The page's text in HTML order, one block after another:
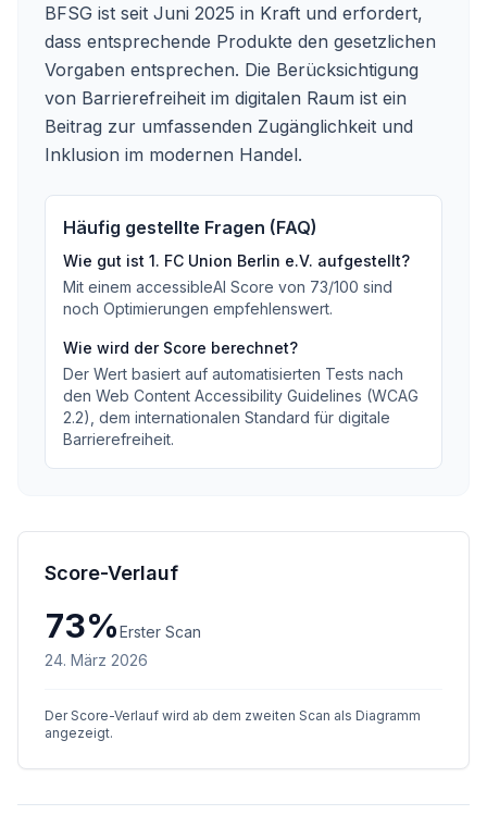
BFSG ist seit Juni 2025 in Kraft und erfordert,
dass entsprechende Produkte den gesetzlichen
Vorgaben entsprechen. Die Berücksichtigung
von Barrierefreiheit im digitalen Raum ist ein
Beitrag zur umfassenden Zugänglichkeit und
Inklusion im modernen Handel.
Häufig gestellte Fragen (FAQ)
Wie gut ist 1. FC Union Berlin e.V. aufgestellt?
Mit einem accessibleAI Score von 73/100 sind
noch Optimierungen empfehlenswert.
Wie wird der Score berechnet?
Der Wert basiert auf automatisierten Tests nach
den Web Content Accessibility Guidelines (WCAG
2.2), dem internationalen Standard für digitale
Barrierefreiheit.
Score-Verlauf
73%Erster Scan
24. März 2026
Der Score-Verlauf wird ab dem zweiten Scan als Diagramm
angezeigt.